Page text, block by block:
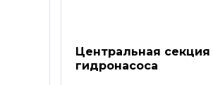
Центральная секция
гидронасоса